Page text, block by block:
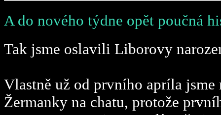
A do nového týdne opět poučná
Tak jsme oslavili Liborovy
Vlastně už od prvního apríla jsme
Žermanky na chatu, protože